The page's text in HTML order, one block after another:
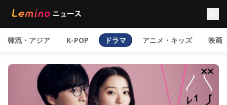
韓流・アジア K-POP ドラマ アニメ・キッズ 映画